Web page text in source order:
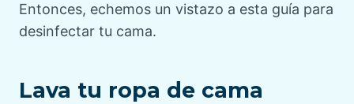
Entonces, echemos un vistazo a esta guía para
desinfectar tu cama.
Lava tu ropa de cama